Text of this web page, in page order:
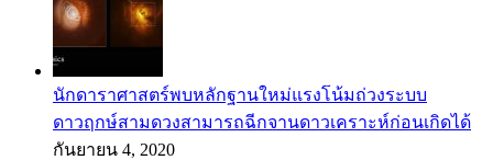
นักดาราศาสตร์พบหลักฐานใหม่แรงโน้มถ่วงระบบ
ดาวฤกษ์สามดวงสามารถฉีกจานดาวเคราะห์ก่อนเกิดได้
กันยายน 4, 2020